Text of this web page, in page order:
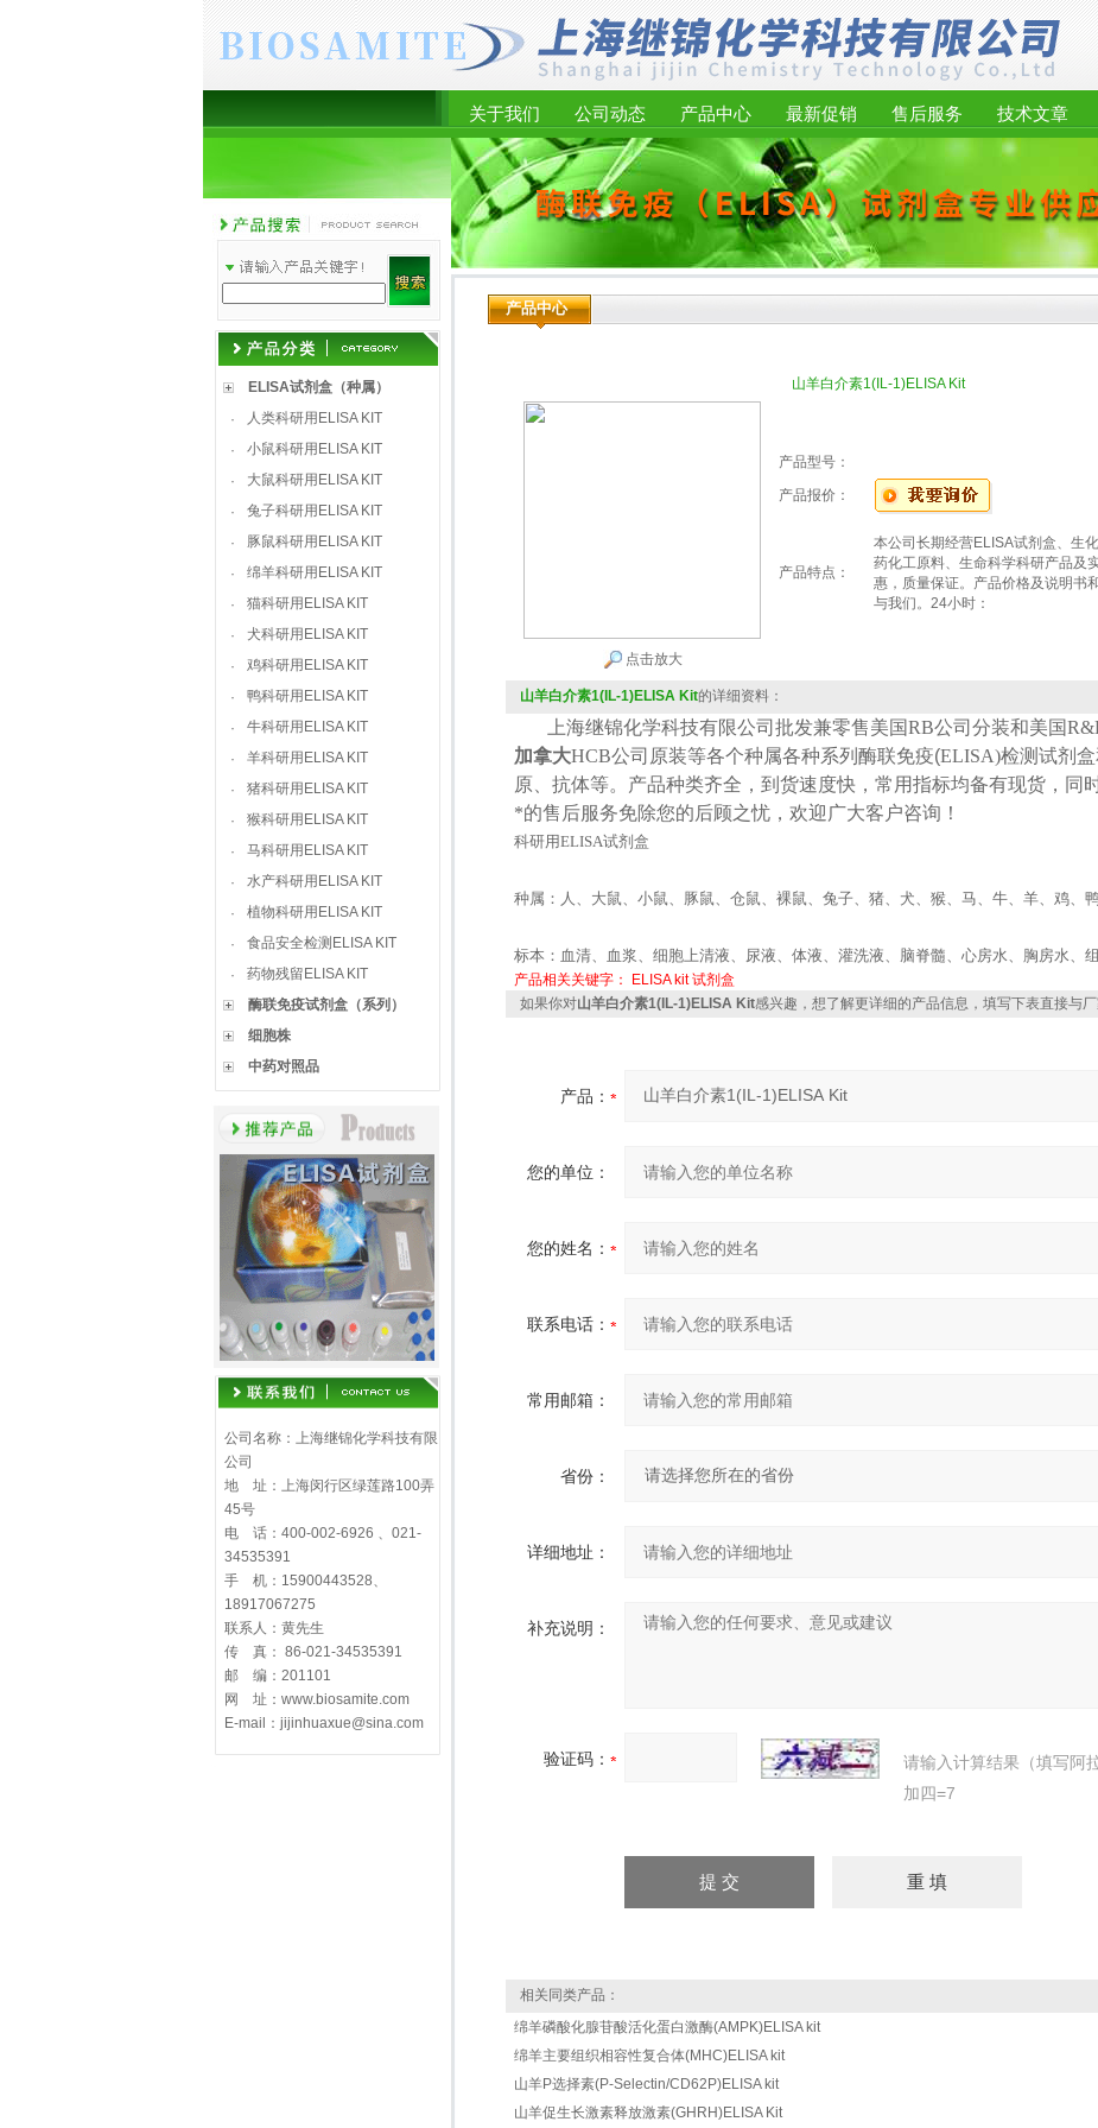
关于我们 公司动态 产品中心 最新促销 售后服务 技术文章
ELISA试剂盒（种属）
·
人类科研用ELISA KIT
·
小鼠科研用ELISA KIT
·
大鼠科研用ELISA KIT
·
兔子科研用ELISA KIT
·
豚鼠科研用ELISA KIT
·
绵羊科研用ELISA KIT
·
猫科研用ELISA KIT
·
犬科研用ELISA KIT
·
鸡科研用ELISA KIT
·
鸭科研用ELISA KIT
·
牛科研用ELISA KIT
·
羊科研用ELISA KIT
·
猪科研用ELISA KIT
·
猴科研用ELISA KIT
·
马科研用ELISA KIT
·
水产科研用ELISA KIT
·
植物科研用ELISA KIT
·
食品安全检测ELISA KIT
·
药物残留ELISA KIT
酶联免疫试剂盒（系列）
细胞株
中药对照品
公司名称：上海继锦化学科技有限
公司
地 址：上海闵行区绿莲路100弄
45号
电 话：400-002-6926 、021-
34535391
手 机：15900443528、
18917067275
联系人：黄先生
传 真： 86-021-34535391
邮 编：201101
网 址：www.biosamite.com
E-mail：jijinhuaxue@sina.com
产品中心
山羊白介素1(IL-1)ELISA Kit
点击放大
产品型号：
产品报价：
产品特点：
本公司长期经营ELISA试剂盒、生
药化工原料、生命科学科研产品及
惠，质量保证。产品价格及说明书
与我们。24小时：
山羊白介素1(IL-1)ELISA Kit的详细资料：
上海继锦化学科技有限公司批发兼零售美国RB公司 分装和美国
加拿大HCB公司原装等各个种属各种系列酶联免疫(ELISA)检测试剂
原、抗体等。产品种类齐全，到货速度快，常用指标均备有现货，同
*的售后服务免除您的后顾之忧，欢迎广大客户咨询！
科研用ELISA试剂盒
种属：人、大鼠、小鼠、豚鼠、仓鼠、裸鼠、兔子、猪、犬、猴、马、牛、羊、鸡、鸭
标本：血清、血浆、细胞上清液、尿液、体液、灌洗液、脑脊髓、心房水、胸房水、组
产品相关关键字： ELISA kit 试剂盒
如果你对山羊白介素1(IL-1)ELISA Kit感兴趣，想了解更详细的产品信息，填写下表直接与厂
产品：
您的单位：
您的姓名：
联系电话：
常用邮箱：
省份：
详细地址：
补充说明：
验证码：
请输入计算结果（填写阿
加四=7
相关同类产品：
绵羊磷酸化腺苷酸活化蛋白激酶(AMPK)ELISA kit
绵羊主要组织相容性复合体(MHC)ELISA kit
山羊P选择素(P-Selectin/CD62P)ELISA kit
山羊促生长激素释放激素(GHRH)ELISA Kit